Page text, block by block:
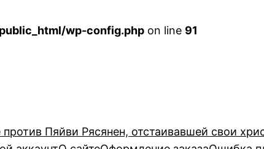
wp-config.php on line 91
Пяйви Рясянен, отстаивавшей свои